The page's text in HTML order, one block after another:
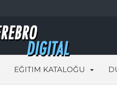
EĞITIM KATALOĞU